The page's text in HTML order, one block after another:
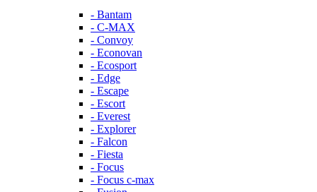
- Bantam
- C-MAX
- Convoy
- Econovan
- Ecosport
- Edge
- Escape
- Escort
- Everest
- Explorer
- Falcon
- Fiesta
- Focus
- Focus c-max